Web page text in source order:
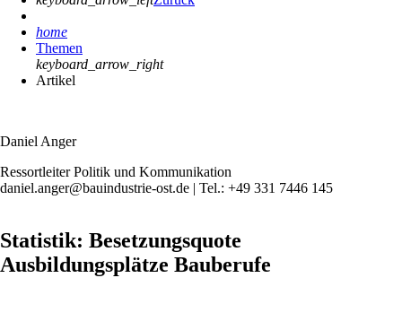
home
Themen
keyboard_arrow_right
Artikel
Daniel Anger
Ressortleiter Politik und Kommunikation
daniel.anger@bauindustrie-ost.de | Tel.: +49 331 7446 145
Statistik: Besetzungsquote
Ausbildungsplätze Bauberufe